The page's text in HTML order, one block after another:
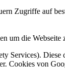
Zugriffe auf
um die Webseite
Services). Diese
Cookies von